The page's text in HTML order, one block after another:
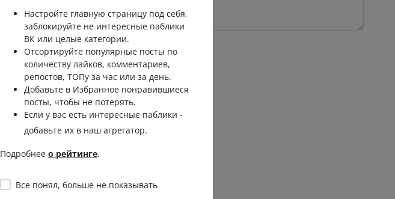
Отправить на рассмотрение
Настройте главную страницу под себя,
заблокируйте не интересные паблики
ВК или целые категории.
Отсортируйте популярные посты по
количеству лайков, комментариев,
репостов, ТОПу за час или за день.
Добавьте в Избранное понравившиеся
посты, чтобы не потерять.
Если у вас есть интересные паблики -
добавьте их в наш агрегатор.
Подробнее о рейтинге.
Все понял, больше не показывать